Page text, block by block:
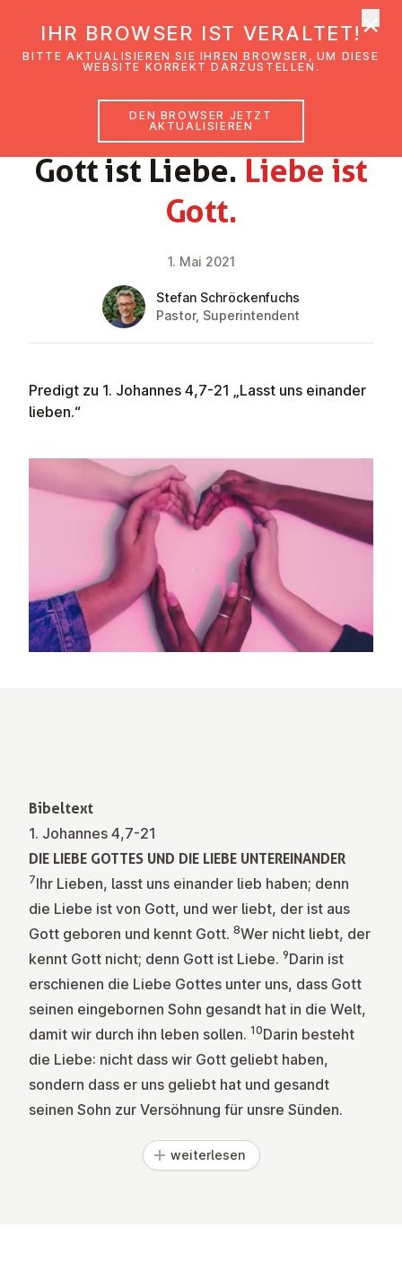
Gott ist Liebe.Liebe ist
Gott.
GLAUBENSIMPULS
1. Mai 2021
Stefan Schröckenfuchs
Pastor, Superintendent
Predigt zu 1. Johannes 4,7-21 „Lasst uns einander
lieben.“
Bibeltext
1. Johannes 4,7-21
DIE LIEBE GOTTES UND DIE LIEBE UNTEREINANDER
7Ihr Lieben, lasst uns einander lieb haben; denn
die Liebe ist von Gott, und wer liebt, der ist aus
Gott geboren und kennt Gott. 8Wer nicht liebt, der
kennt Gott nicht; denn Gott ist Liebe. 9Darin ist
erschienen die Liebe Gottes unter uns, dass Gott
seinen eingebornen Sohn gesandt hat in die Welt,
damit wir durch ihn leben sollen. 10Darin besteht
die Liebe: nicht dass wir Gott geliebt haben,
sondern dass er uns geliebt hat und gesandt
seinen Sohn zur Versöhnung für unsre Sünden.
weiterlesen
IHR BROWSER IST VERALTET!
BITTE AKTUALISIEREN SIE IHREN BROWSER, UM DIESE
WEBSITE KORREKT DARZUSTELLEN.
DEN BROWSER JETZT
AKTUALISIEREN
×